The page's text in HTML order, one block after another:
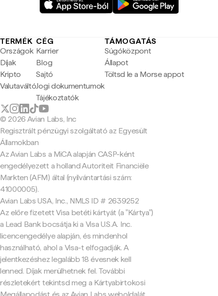
TERMÉK
Országok
Díjak
Kripto
Valutaváltó
CÉG
Karrier
Blog
Sajtó
Jogi dokumentumok
Tájékoztatók
TÁMOGATÁS
Súgóközpont
Állapot
Töltsd le a Morse appot
© 2026 Avian Labs, Inc
Regisztrált pénzügyi szolgáltató az Egyesült
Államokban
Az Avian Labs a MiCA alapján CASP-ként
engedélyezett a holland Autoriteit Financiële
Markten (AFM) által (nyilvántartási szám:
41000005).
Avian Labs USA, Inc., NMLS ID # 2639252
Az előre fizetett Visa betéti kártyát (a "Kártya")
a Lead Bank bocsátja ki a Visa U.S.A. Inc.
licencengedélye alapján, és mindenhol
használható, ahol a Visa-t elfogadják. A
jelentkezéshez legalább 18 évesnek kell
lenned. Díjak merülhetnek fel. További
részletekért tekintsd meg a Kártyabirtokosi